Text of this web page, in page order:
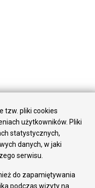
tzw. pliki cookies
użytkowników. Pliki
statystycznych,
danych, w jaki
serwisu.
do zapamiętywania
podczas wizyty na